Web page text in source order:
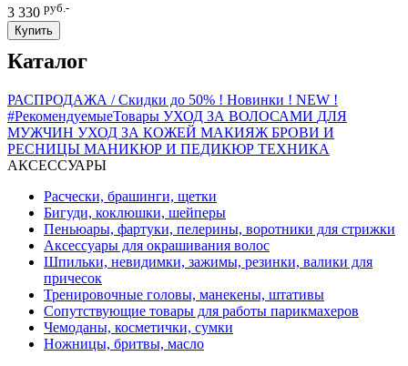
3 330 руб.-
Купить
Каталог
РАСПРОДАЖА / Скидки до 50% ! Новинки ! NEW !
#РекомендуемыеТовары УХОД ЗА ВОЛОСАМИ ДЛЯ
МУЖЧИН УХОД ЗА КОЖЕЙ МАКИЯЖБРОВИ И
РЕСНИЦЫ МАНИКЮР И ПЕДИКЮР ТЕХНИКА
АКСЕССУАРЫ
Расчески, брашинги, щетки
Бигуди, коклюшки, шейперы
Пеньюары, фартуки, пелерины, воротники для стрижки
Аксессуары для окрашивания волос
Шпильки, невидимки, зажимы, резинки, валики для
причесок
Тренировочные головы, манекены, штативы
Сопутствующие товары для работы парикмахеров
Чемоданы, косметички, сумки
Ножницы, бритвы, масло